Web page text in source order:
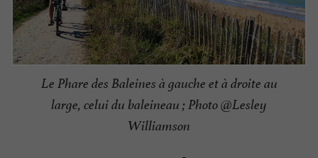
Le Phare des Baleines à gauche et à droite au
large, celui du baleineau ; Photo @Lesley
Williamson